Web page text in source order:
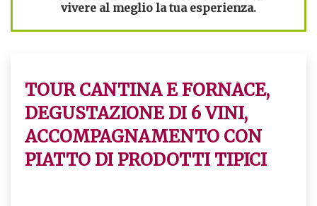
vivere al meglio la tua esperienza.
TOUR CANTINA E FORNACE,
DEGUSTAZIONE DI 6 VINI,
ACCOMPAGNAMENTO CON
PIATTO DI PRODOTTI TIPICI